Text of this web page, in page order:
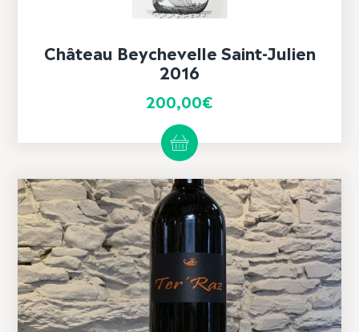
Château Beychevelle Saint-Julien
2016
200,00€